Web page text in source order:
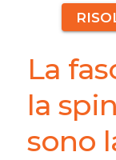
La
la
sono